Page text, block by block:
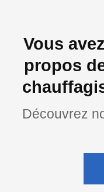
Vous
propos
Découvrez